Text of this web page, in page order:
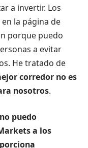
a invertir. Los
la página de
porque puedo
a evitar
He tratado de
corredor no es
nosotros.
no puedo
a los